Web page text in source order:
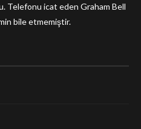
Telefonu icat eden Graham Bell
bile etmemiştir.